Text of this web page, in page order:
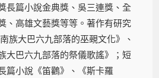
長篇小說金典獎、吳三連獎、全
、高雄文藝獎等等。著作有研究
族大巴六九部落的巫覡文化》、
大巴六九部落的祭儀歌謠》；短
篇小說《笛鸛》、《斯卡羅